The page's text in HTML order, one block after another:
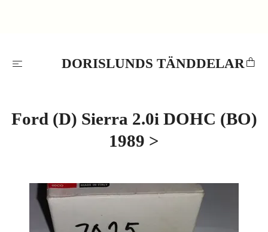
DORISLUNDS TÄNDDELAR
Ford (D) Sierra 2.0i DOHC (BO)
1989 >